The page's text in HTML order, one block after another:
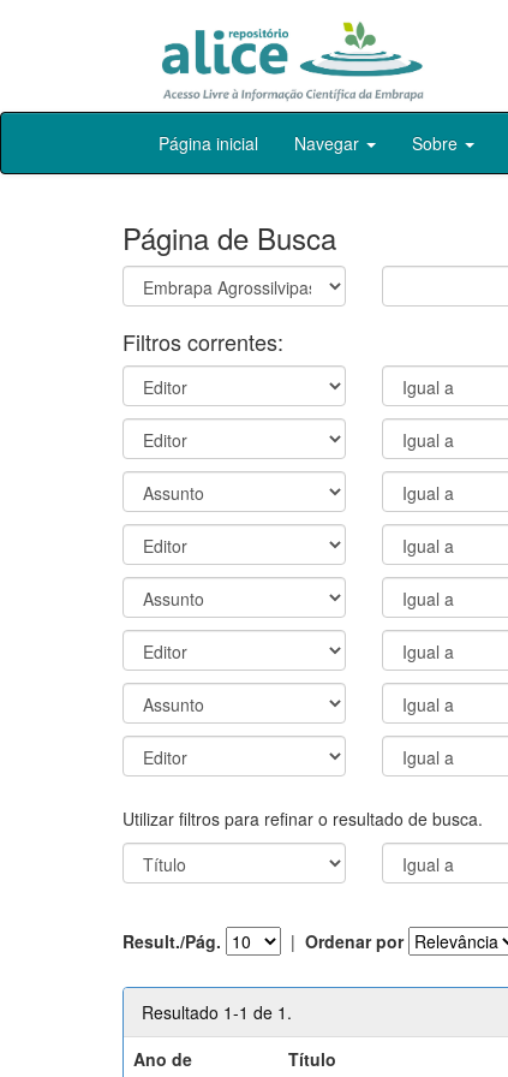
Skip
Página inicial Navegar Sobre
Página de Busca
Filtros correntes:
Utilizar filtros para refinar o resultado de busca.
Result./Pág. | Ordenar por
Resultado 1-1 de 1.
Ano de
Título